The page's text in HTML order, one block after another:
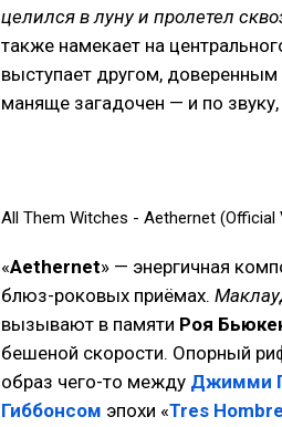
целился в луну и пролетел
также намекает на
выступает другом,
маняще загадочен — и по звуку,
All Them Witches - Aethernet (Official
«Aethernet» — энергичная
блюз-роковых приёмах.
вызывают в памяти Роя
бешеной скорости. Опорный
образ чего-то между Джимми
Гиббонсом эпохи «Tres